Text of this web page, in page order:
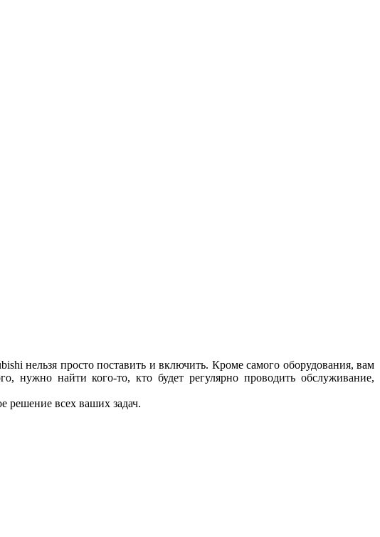
нельзя просто поставить и включить. Кроме самого оборудования, вам
нужно найти кого-то, кто будет регулярно проводить обслуживание,
решение всех ваших задач.